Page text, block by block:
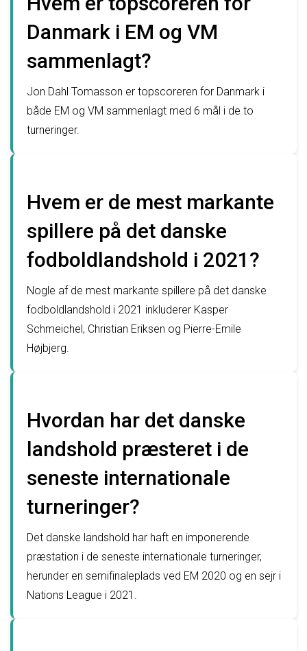
Danmark i EM og VM
sammenlagt?
Jon Dahl Tomasson er topscoreren for Danmark i
både EM og VM sammenlagt med 6 mål i de to
turneringer.
Hvem er de mest markante
spillere på det danske
fodboldlandshold i 2021?
Nogle af de mest markante spillere på det danske
fodboldlandshold i 2021 inkluderer Kasper
Schmeichel, Christian Eriksen og Pierre-Emile
Højbjerg.
Hvordan har det danske
landshold præsteret i de
seneste internationale
turneringer?
Det danske landshold har haft en imponerende
præstation i de seneste internationale turneringer,
herunder en semifinaleplads ved EM 2020 og en sejr i
Nations League i 2021.